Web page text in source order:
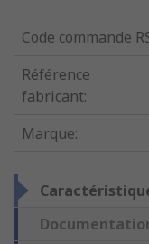
Code commande
Référence
fabricant:
Marque: